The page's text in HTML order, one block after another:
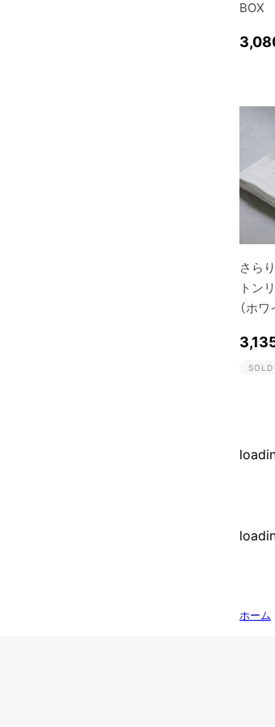
BOX
さら
トン
（ホ
SOLD
ホーム